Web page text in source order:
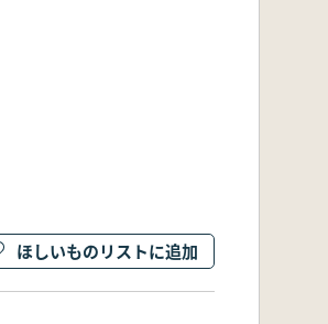
ほしいものリストに追加